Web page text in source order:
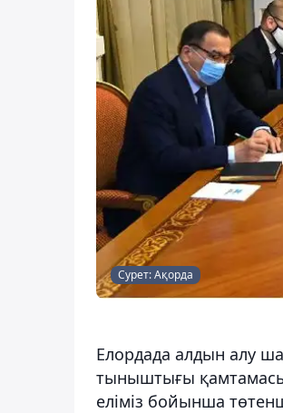
Сурет: Ақорда
Елордада алдын алу
тыныштығы
еліміз бойынша